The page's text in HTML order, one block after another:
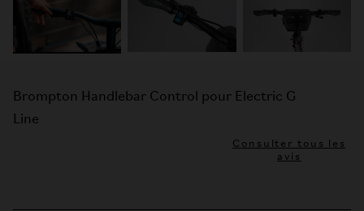
Brompton Handlebar Control pour Electric G
Line
Consulter tous les
avis